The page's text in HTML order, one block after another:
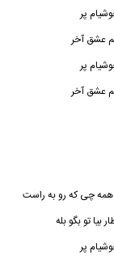
پر
عشق آخر
پر
عشق آخر
چی که رو به راست
تو بگو بله
پر